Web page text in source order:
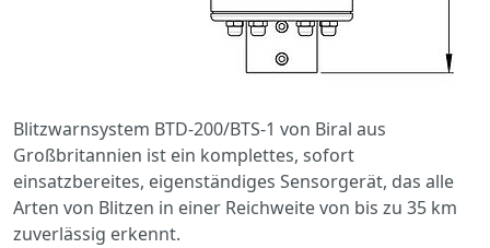
Blitzwarnsystem BTD-200/BTS-1 von Biral aus
Großbritannien ist ein komplettes, sofort
einsatzbereites, eigenständiges Sensorgerät, das alle
Arten von Blitzen in einer Reichweite von bis zu 35 km
zuverlässig erkennt.